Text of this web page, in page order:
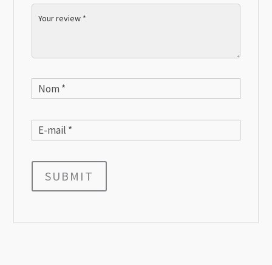
SUBMIT